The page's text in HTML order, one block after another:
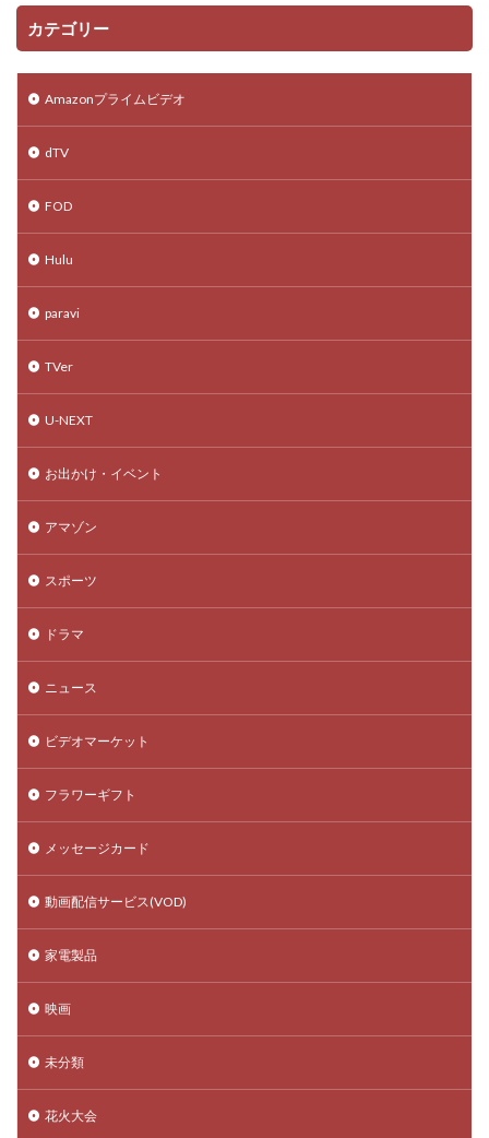
カテゴリー
Amazonプライムビデオ
dTV
FOD
Hulu
paravi
TVer
U-NEXT
お出かけ・イベント
アマゾン
スポーツ
ドラマ
ニュース
ビデオマーケット
フラワーギフト
メッセージカード
動画配信サービス(VOD)
家電製品
映画
未分類
花火大会